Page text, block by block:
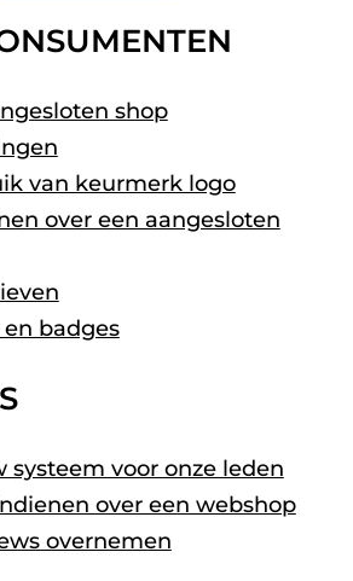
shop
van keurmerk logo
over een aangesloten
badges
systeem voor onze leden
over een webshop
overnemen